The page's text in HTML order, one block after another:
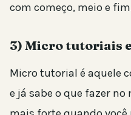
com começo, meio e
3) Micro tutoriais
Micro tutorial é aquele
e já sabe o que fazer